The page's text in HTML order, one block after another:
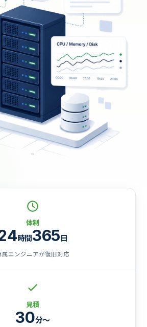
体制
時間365日
属エンジニアが復旧対応
見積
30分〜